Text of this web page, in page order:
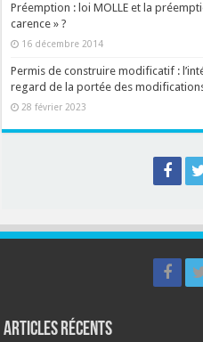
Préemption : loi MOLLE et la
carence » ?
16 décembre 2014
Permis de construire modificatif :
regard de la portée des
28 février 2023
Articles récents